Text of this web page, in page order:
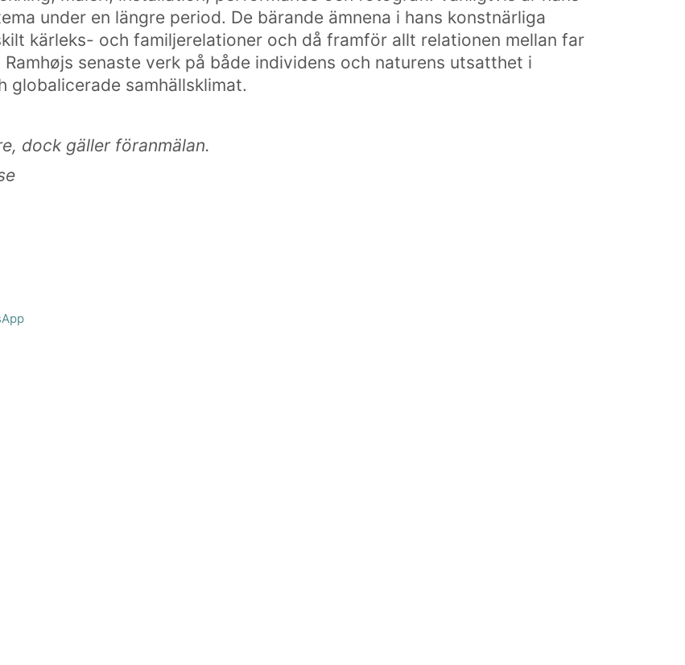
under en längre period. De bärande ämnena i hans konstnärliga
kärleks- och familjerelationer och då framför allt relationen mellan far
senaste verk på både individens och naturens utsatthet i
globalicerade samhällsklimat.
dock gäller föranmälan.